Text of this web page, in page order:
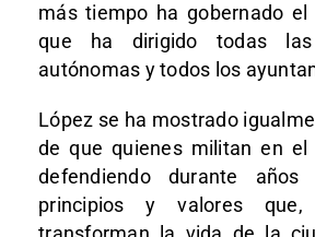
más tiempo ha gobernado
que ha dirigido todas las
autónomas y todos los
López se ha mostrado
de que quienes militan en el
defendiendo durante
principios y valores